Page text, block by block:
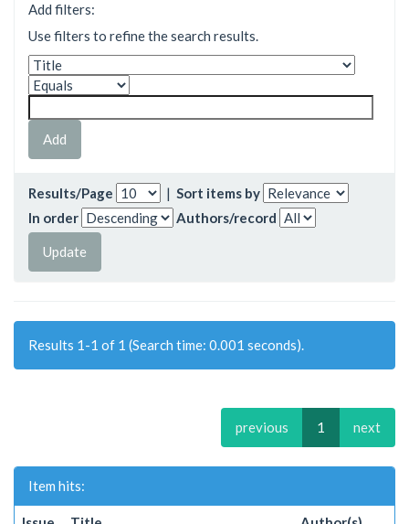
Add filters:
Use filters to refine the search results.
Results/Page | Sort items by
In order
Authors/record
Results 1-1 of 1 (Search time: 0.001 seconds).
previous 1 next
Item hits: